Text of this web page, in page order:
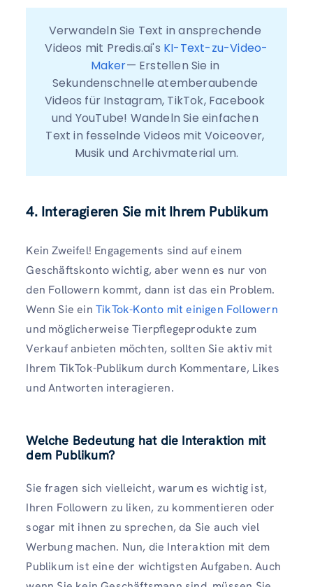
Verwandeln Sie Text in ansprechende
Videos mit Predis.ai's KI-Text-zu-Video-
Maker— Erstellen Sie in
Sekundenschnelle atemberaubende
Videos für Instagram, TikTok, Facebook
und YouTube! Wandeln Sie einfachen
Text in fesselnde Videos mit Voiceover,
Musik und Archivmaterial um.
4. Interagieren Sie mit Ihrem Publikum
Kein Zweifel! Engagements sind auf einem
Geschäftskonto wichtig, aber wenn es nur von
den Followern kommt, dann ist das ein Problem.
Wenn Sie ein TikTok-Konto mit einigen Followern
und möglicherweise Tierpflegeprodukte zum
Verkauf anbieten möchten, sollten Sie aktiv mit
Ihrem TikTok-Publikum durch Kommentare, Likes
und Antworten interagieren.
Welche Bedeutung hat die Interaktion mit
dem Publikum?
Sie fragen sich vielleicht, warum es wichtig ist,
Ihren Followern zu liken, zu kommentieren oder
sogar mit ihnen zu sprechen, da Sie auch viel
Werbung machen. Nun, die Interaktion mit dem
Publikum ist eine der wichtigsten Aufgaben. Auch